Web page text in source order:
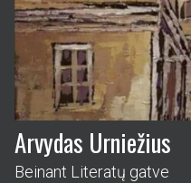
Arvydas Urniežius
Beinant Literatų gatve